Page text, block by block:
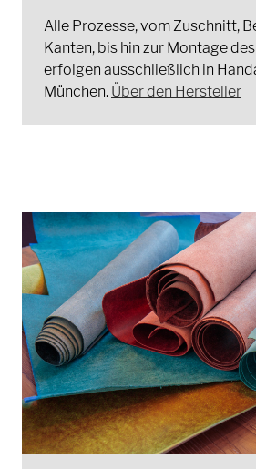
Alle Prozesse, vom Zuschnitt,
Kanten, bis hin zur Montage
erfolgen ausschließlich in
München. Über den Hersteller